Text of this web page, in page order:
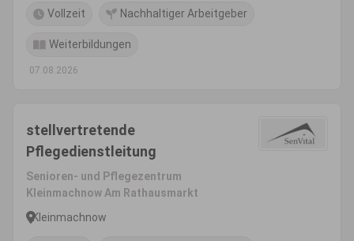
Vollzeit Nachhaltiger Arbeitgeber
Weiterbildungen
07.08.2026
stellvertretende
Pflegedienstleitung
Senioren- und Pflegezentrum
Kleinmachnow Am Rathausmarkt
Kleinmachnow